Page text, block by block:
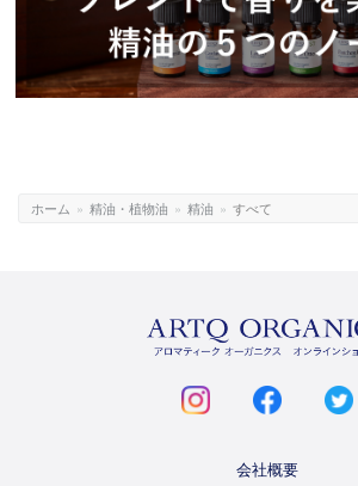
ホーム » 精油・植物油 » 精油 » すべて
ARTQ
ORGANICS
会社概要